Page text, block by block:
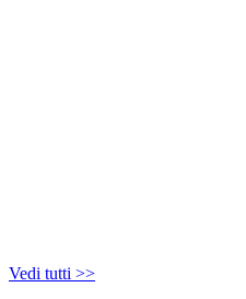
Vedi tutti >>